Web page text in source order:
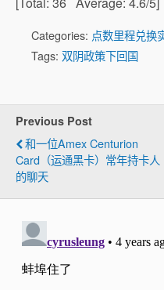
Categories: 点数里程兑换
Tags: 双阴政策下回国
Previous Post
和一位Amex Centurion
Card（运通黑卡）常年持卡人
的聊天